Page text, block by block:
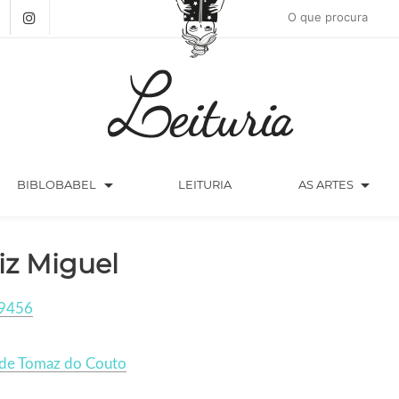
BIBLOBABEL arrow_drop_down LEITURIA AS ARTES arrow_drop_down
Miguel
Tomaz do Couto